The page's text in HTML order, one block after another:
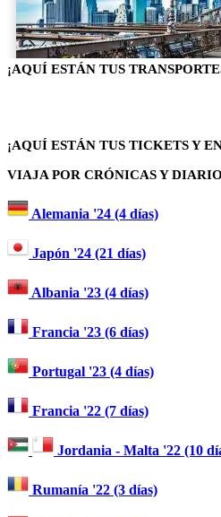
¡AQUÍ ESTÁN TUS
¡AQUÍ ESTÁN TUS TICKETS Y
VIAJA POR CRÓNICAS Y
Alemania '24 (4 días)
Japón '24 (21 días)
Albania '23 (4 días)
Francia '23 (6 días)
Portugal '23 (4 días)
Francia '22 (7 días)
Jordania - Malta '22 (10
Rumanía '22 (3 días)